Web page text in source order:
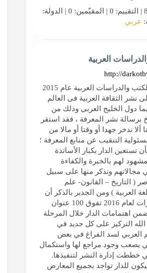
عربي
العربية
http://
أسست دار الكتب والدراسات العربية عام 2015
نشر الثقافة العربية فى العالم
دول الخليج العربى وذلك من
برسالة نشر المعرفة ، فقد استقر
ألا ندخر جهدا أو وقتا أو مالا من
التنقيب عن منابع المعرفة ؛
تستعين الدار بكبار الأساتذة
لهم بالخبرة والكفاءة
ونذكر منها على سبيل
( التاريخ – القانون- علم
العربية ) ومن الجدير بالذكر أن
جميع الإصدارات لعام 2016 تفوق 100 عنوان
اهتمامات الدار خلال المرحلة
الله التركيز على كل جديد في
العربي لسد الفراغ في بعض
يصعب وجود مراجع لها واستكمال
خططت إدارة النشر لتنفيذها.
للدار تواجد بجميع المعارض